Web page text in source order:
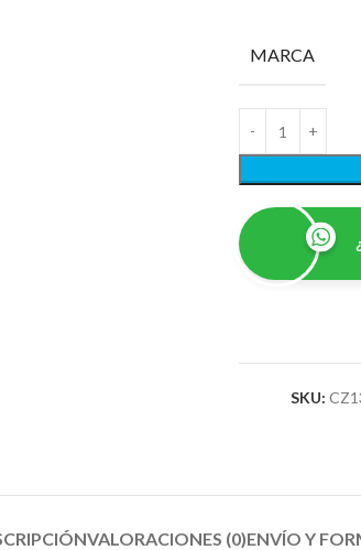
MARCA
SKU:
VALORACIONES (0)ENVÍO Y